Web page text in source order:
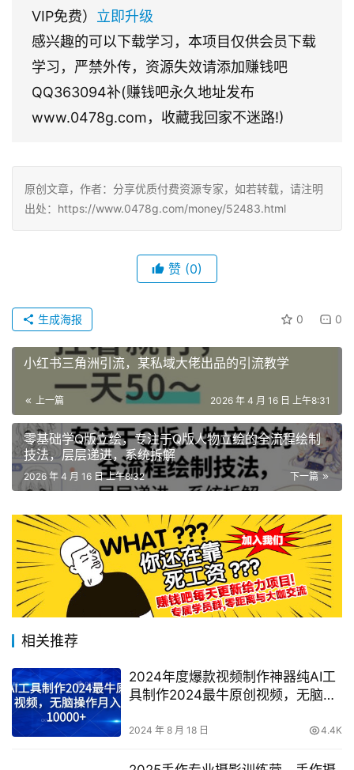
VIP免费） 立即升级
感兴趣的可以下载学习，本项目仅供会员下载
学习，严禁外传，资源失效请添加赚钱吧
QQ363094补(赚钱吧永久地址发布
www.0478g.com，收藏我回家不迷路!)
原创文章，作者：分享优质付费资源专家，如若转载，请注明
出处：https://www.0478g.com/money/52483.html
赞 (0)
0 0
生成海报
小红书三角洲引流，某私域大佬出品的引流教学
上一篇 2026 年 4 月 16 日 上午8:31
零基础学Q版立绘，专注于Q版人物立绘的全流程绘制
技法，层层递进，系统拆解
下一篇
2026 年 4 月 16 日 上午8:32
相关推荐
2024年度爆款视频制作神器纯AI工
具制作2024最牛原创视频，无脑操
2024 年 8 月 18 日 4.4K